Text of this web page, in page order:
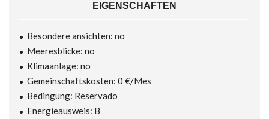
EIGENSCHAFTEN
Besondere ansichten: no
Meeresblicke: no
Klimaanlage: no
Gemeinschaftskosten: 0 €/Mes
Bedingung: Reservado
Energieausweis: B